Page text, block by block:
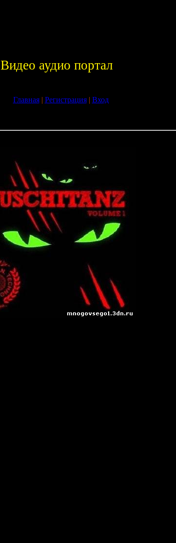
Видео аудио портал
Главная| Регистрация| Вход